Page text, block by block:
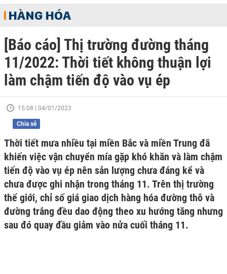
HÀNG HÓA
[Báo cáo] Thị trường đường tháng
11/2022: Thời tiết không thuận lợi
làm chậm tiến độ vào vụ ép
15:08 | 04/01/2023
Chia sẻ
Thời tiết mưa nhiều tại miền Bắc và miền Trung đã
khiến việc vận chuyển mía gặp khó khăn và làm chậm
tiến độ vào vụ ép nên sản lượng chưa đáng kể và
chưa được ghi nhận trong tháng 11. Trên thị trường
thế giới, chỉ số giá giao dịch hàng hóa đường thô và
đường trắng đều dao động theo xu hướng tăng nhưng
sau đó quay đầu giảm vào nửa cuối tháng 11.